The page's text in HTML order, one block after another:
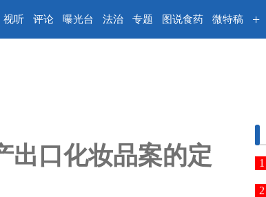
视听 评论 曝光台 法治 专题 图说食药 微特稿 +
出口化妆品案的定